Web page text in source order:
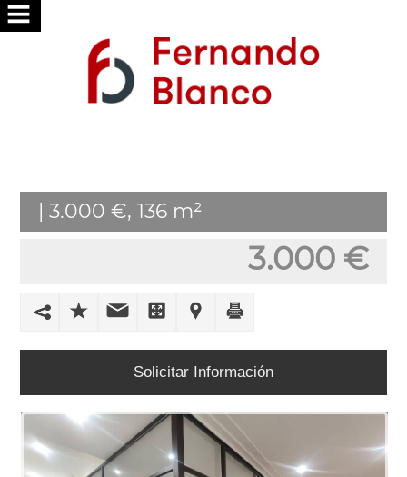
NOSOTROS
BUSCAMOS
CON
NOSOTROS
ENLACES
| 3.000 €, 136 m²
3.000 €
Solicitar Información